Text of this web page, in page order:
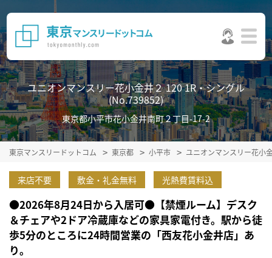
ユニオンマンスリー花小金井２ 120 1R・シングル
(No.739852)
東京都小平市花小金井南町２丁目-17-2
東京マンスリードットコム 東京都 小平市 ユニオンマンスリー花小
来店不要 敷金・礼金無料 光熱費賃料込
●2026年8月24日から入居可●【禁煙ルーム】デスク
＆チェアや2ドア冷蔵庫などの家具家電付き。駅から徒
歩5分のところに24時間営業の「西友花小金井店」あ
り。